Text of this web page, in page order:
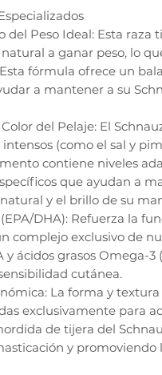
del Peso Ideal: Esta raza
a ganar peso, lo
fórmula ofrece un
a mantener a su
del Pelaje: El
intensos (como el sal y
contiene niveles
que ayudan a
y el brillo de su
DHA): Refuerza la
complejo exclusivo de
ácidos grasos Omega-3
cutánea.
La forma y
exclusivamente para
de tijera del
y promoviendo